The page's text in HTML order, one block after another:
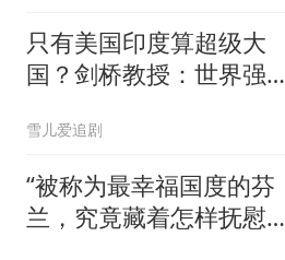
只有美国印度算超级大
国？剑桥教授：世界强国
雪儿爱追剧
“被称为最幸福国度的芬
兰，究竟藏着怎样抚慰人